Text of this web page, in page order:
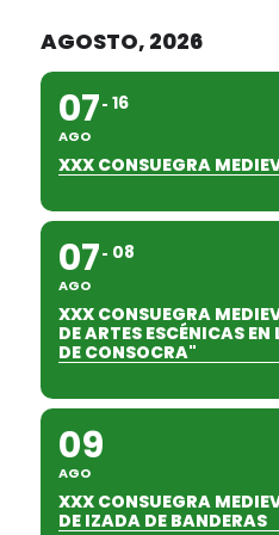
AGOSTO, 2026
07
AGO
16
XXX CONSUEGRA
07
AGO
08
XXX CONSUEGRA
DE ARTES ESCÉNICAS
DE CONSOCRA"
09
AGO
XXX CONSUEGRA
DE IZADA DE BANDERAS